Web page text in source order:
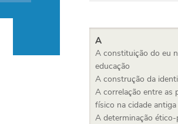
A
A constituição do eu
educação
A construção da
A correlação entre as
físico na cidade antiga
A determinação